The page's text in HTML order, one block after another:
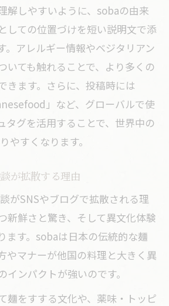
解しやすいように、sobaの由来
しての位置づけを短い説明文で添
。アレルギー情報やベジタリアン
いても触れることで、より多くの
きます。さらに、投稿時には
」など、グローバルで使
タグを活用することで、世界中の
やすくなります。
が拡散する理由
がSNSやブログで拡散される理
新鮮さと驚き、そして異文化体験
ます。sobaは日本の伝統的な麺
やマナーが他国の料理と大きく異
インパクトが強いのです。
麺をすする文化や、薬味・トッピ